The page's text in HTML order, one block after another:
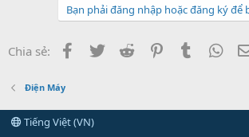
Bạn phải đăng nhập hoặc đăng ký để
Chia sẻ: Facebook
Twitter Reddit PinterestTumblr
Điện Máy
Tiếng Việt (VN)